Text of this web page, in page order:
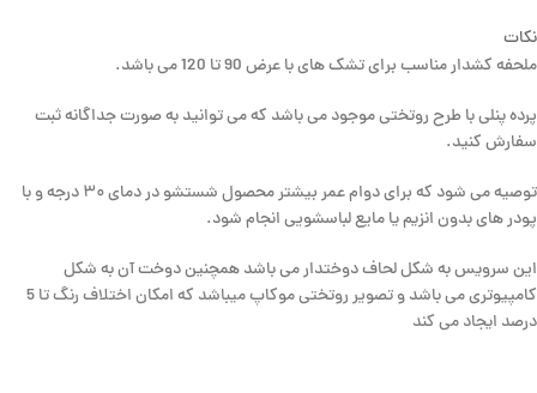
نکات
ملحفه کشدار مناسب برای تشک های با عرض 90 تا 120 می باشد.
پرده پنلی با طرح روتختی موجود می باشد که می توانید به صورت جداگانه ثبت
سفارش کنید.
توصیه می شود که برای دوام عمر بیشتر محصول شستشو در دمای ۳۰ درجه و با
پودر های بدون انزیم یا مایع لباسشویی انجام شود.
این سرویس به شکل لحاف دوختدار می باشد همچنین دوخت آن به شکل
کامپیوتری می باشد و
تصویر روتختی موکاپ میباشد که امکان اختلاف رنگ تا 5
درصد ایجاد می کند